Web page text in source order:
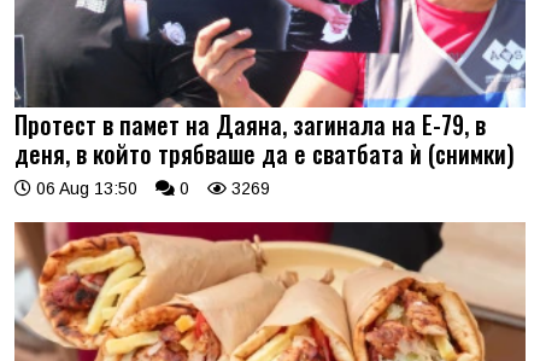
Протест в памет на Даяна, загинала на Е-79, в
деня, в който трябваше да е сватбата ѝ (снимки)
06 Aug 13:50 0 3269